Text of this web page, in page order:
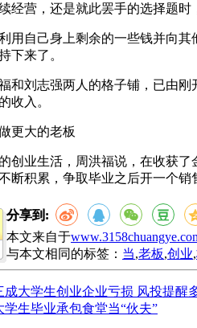
营，还是就此罢手的选择题时
自己身上剩余的一些钱并向其
下来了。
刘志强两人的格子铺，已由刚开
收入。
大的老板
业生活，周洪福说，在收获了
断积累，争取毕业之后开一个销
分享到:
本文来自于
与本文相同的标签： 当,老板,创业,
成大学生创业企业亏损 风投提醒
学生毕业承包食堂当“伙夫”